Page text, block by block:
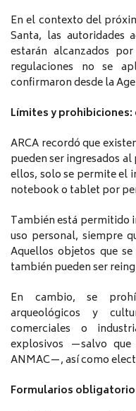
En el contexto del
Santa, las autoridades
estarán alcanzados
regulaciones no se
confirmaron desde la
Límites y
ARCA recordó que
pueden ser ingresados
ellos, solo se permite el
notebook o tablet por
También está permitido
uso personal, siempre
Aquellos objetos que
también pueden ser
En cambio, se
arqueológicos y
comerciales o
explosivos —salvo
ANMAC—, así como
Formularios